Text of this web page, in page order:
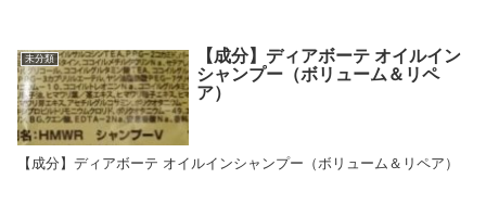
未分類
【成分】ディアボーテ オイルイン
シャンプー（ボリューム＆リペ
ア）
【成分】ディアボーテ オイルインシャンプー（ボリューム＆リペア）